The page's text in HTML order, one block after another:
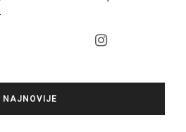
NAJNOVIJE